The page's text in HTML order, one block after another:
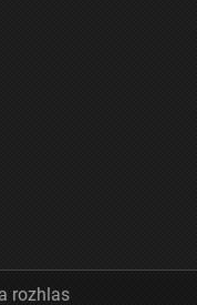
rozhlas